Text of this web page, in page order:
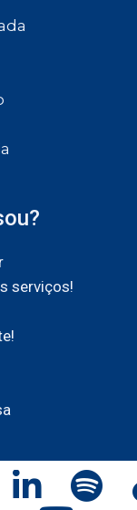
serviços!